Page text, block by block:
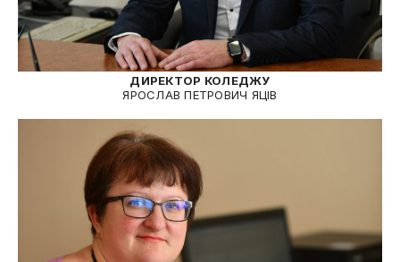
ДИРЕКТОР КОЛЕДЖУ
ЯРОСЛАВ ПЕТРОВИЧ ЯЦІВ